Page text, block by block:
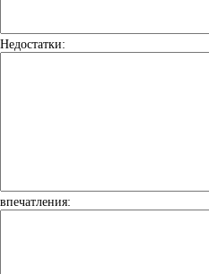
Недостатки:
впечатления: